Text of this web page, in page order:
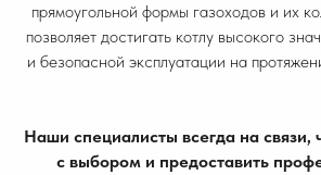
прямоугольной формы газоходов и их
позволяет достигать котлу высокого
и безопасной эксплуатации на
Наши специалисты всегда на
с выбором и предоставить